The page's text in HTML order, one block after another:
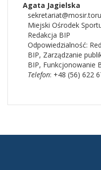
Agata Jagielska
Miejski Ośrodek
Redakcja BIP
Odpowiedzialność:
BIP, Zarządzanie
BIP, Funkcjonowanie
Telefon: +48 (56) 622